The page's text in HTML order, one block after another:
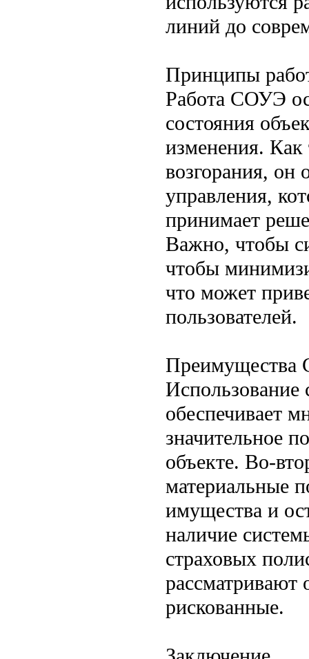
линий до
Принципы
Работа СОУЭ
состояния
изменения. Как
возгорания, он
управления,
принимает
Важно, чтобы
чтобы
что может
пользователей.
обеспечивает
значительное
объекте. Во-
материальные
имущества и
наличие
страховых
рискованные.